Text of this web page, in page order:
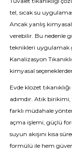
tel, sıcak su
Ancak yanlış
verebilir. Bu nedenle
teknikleri uygulamak
Kanalizasyon
kimyasal
Evde klozet
adımdır. Atık
farklı müdahale
açma işlemi, güçlü
suyun akışını kısa
formülü ile hem